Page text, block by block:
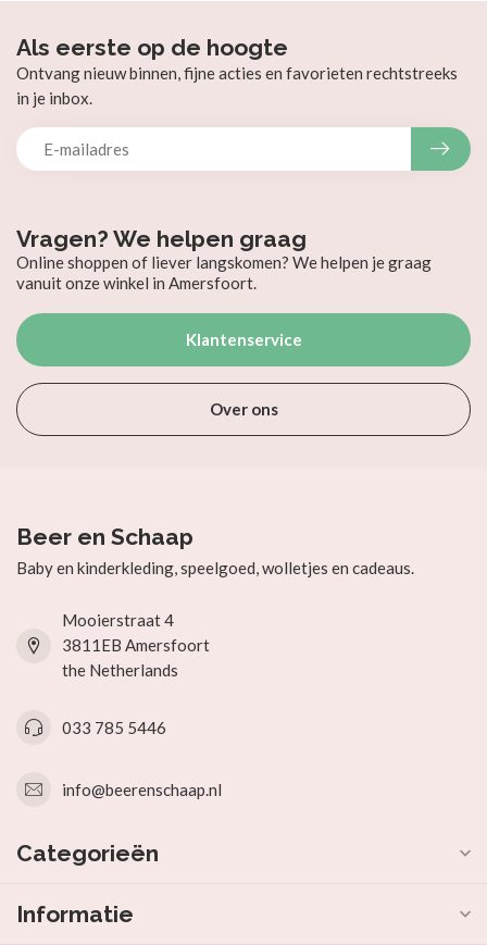
Vragen? We helpen graag
Online shoppen of liever langskomen? We helpen je graag
vanuit onze winkel in Amersfoort.
Klantenservice
Over ons
Als eerste op de hoogte
Ontvang nieuw binnen, fijne acties en favorieten rechtstreeks
in je inbox.
Beer en Schaap
Baby en kinderkleding, speelgoed, wolletjes en cadeaus.
Mooierstraat 4
3811EB Amersfoort
the Netherlands
033 785 5446
info@beerenschaap.nl
Categorieën
Informatie